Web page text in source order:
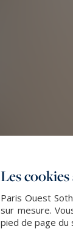
Les
Paris Ouest
sur mesure.
pied de page du